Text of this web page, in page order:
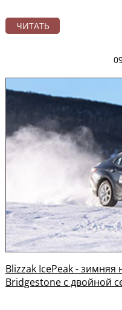
ЧИТАТЬ
Blizzak IcePeak -
Bridgestone с двойной